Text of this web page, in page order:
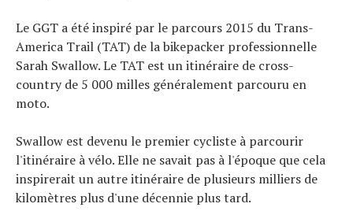
Le GGT a été inspiré par le parcours 2015 du Trans-
America Trail (TAT) de la bikepacker professionnelle
Sarah Swallow. Le TAT est un itinéraire de cross-
country de 5 000 milles généralement parcouru en
moto.
Swallow est devenu le premier cycliste à parcourir
l'itinéraire à vélo. Elle ne savait pas à l'époque que cela
inspirerait un autre itinéraire de plusieurs milliers de
kilomètres plus d'une décennie plus tard.